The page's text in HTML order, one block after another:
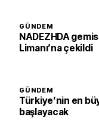
GÜNDEM
NADEZHDA
Limanı’na çekildi
GÜNDEM
Türkiye’nin en
başlayacak